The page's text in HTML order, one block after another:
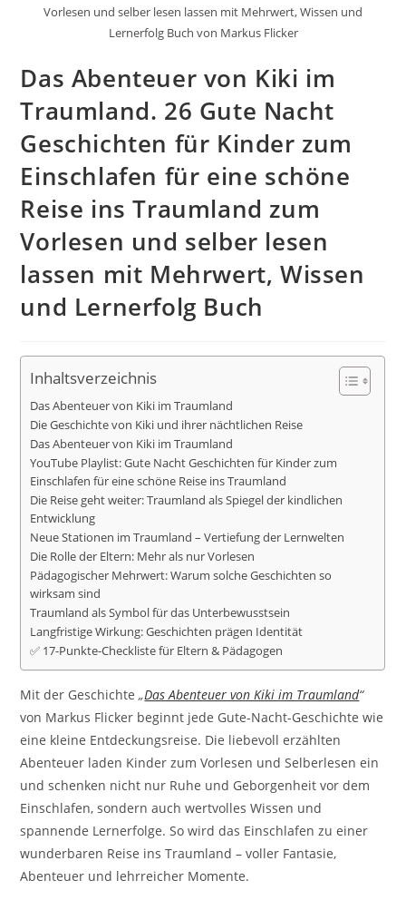
Vorlesen und selber lesen lassen mit Mehrwert, Wissen und
Lernerfolg Buch von Markus Flicker
Das Abenteuer von Kiki im
Traumland. 26 Gute Nacht
Geschichten für Kinder zum
Einschlafen für eine schöne
Reise ins Traumland zum
Vorlesen und selber lesen
lassen mit Mehrwert, Wissen
und Lernerfolg Buch
Inhaltsverzeichnis
Das Abenteuer von Kiki im Traumland
Die Geschichte von Kiki und ihrer nächtlichen Reise
Das Abenteuer von Kiki im Traumland
YouTube Playlist: Gute Nacht Geschichten für Kinder zum
Einschlafen für eine schöne Reise ins Traumland
Die Reise geht weiter: Traumland als Spiegel der kindlichen
Entwicklung
Neue Stationen im Traumland – Vertiefung der Lernwelten
Die Rolle der Eltern: Mehr als nur Vorlesen
Pädagogischer Mehrwert: Warum solche Geschichten so
wirksam sind
Traumland als Symbol für das Unterbewusstsein
Langfristige Wirkung: Geschichten prägen Identität
✅ 17-Punkte-Checkliste für Eltern & Pädagogen
Mit der Geschichte„Das Abenteuer von Kiki im Traumland“
von Markus Flicker beginnt jede Gute-Nacht-Geschichte wie
eine kleine Entdeckungsreise. Die liebevoll erzählten
Abenteuer laden Kinder zum Vorlesen und Selberlesen ein
und schenken nicht nur Ruhe und Geborgenheit vor dem
Einschlafen, sondern auch wertvolles Wissen und
spannende Lernerfolge. So wird das Einschlafen zu einer
wunderbaren Reise ins Traumland – voller Fantasie,
Abenteuer und lehrreicher Momente.